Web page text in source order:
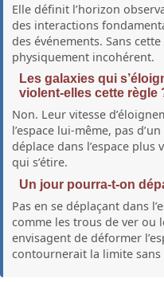
Elle définit l’horizon
des interactions
des événements. Sans
physiquement incohérent.
Les galaxies qui
violent-elles cette règle
Non. Leur vitesse
l’espace lui-même, pas
déplace dans l’espace plus
qui s’étire.
Un jour pourra-t-on
Pas en se déplaçant dans
comme les trous de ver ou
envisagent de déformer
contournerait la limite sans